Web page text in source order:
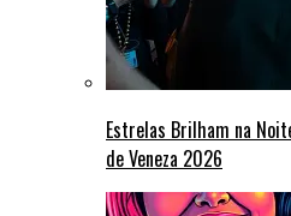
Estrelas Brilham na
de Veneza 2026